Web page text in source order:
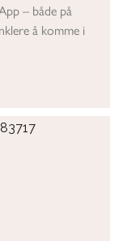
– både på
å komme i